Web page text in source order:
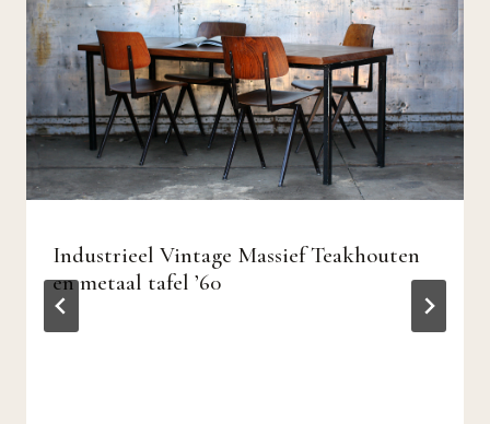
Industrieel Vintage Massief Teakhouten
en metaal tafel ’60